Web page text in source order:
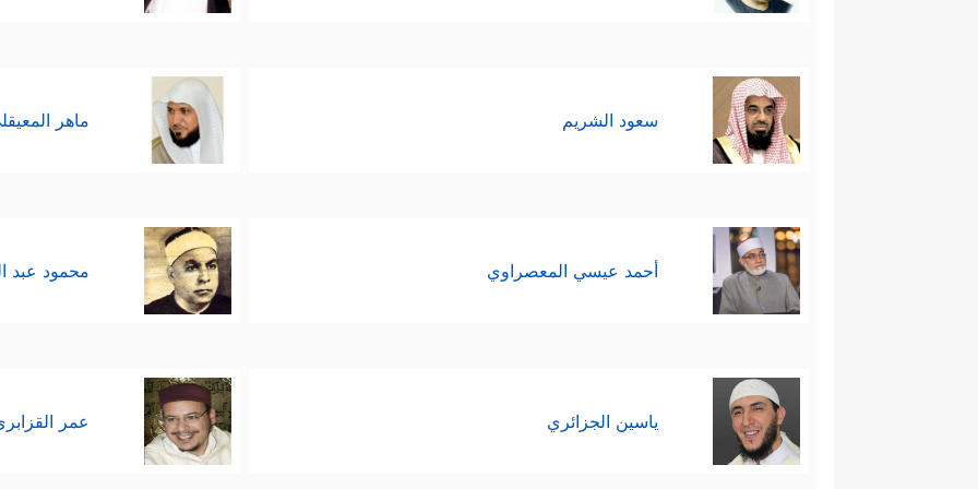
سعود الشريم ماهر
أحمد عيسي المعصراوي محمود عبد
ياسين الجزائري عمر